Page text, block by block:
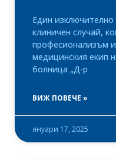
Един
клиничен случай,
професионализъм
медицинския екип
болница „Д-р
ВИЖ ПОВЕЧЕ »
януари 17, 2025